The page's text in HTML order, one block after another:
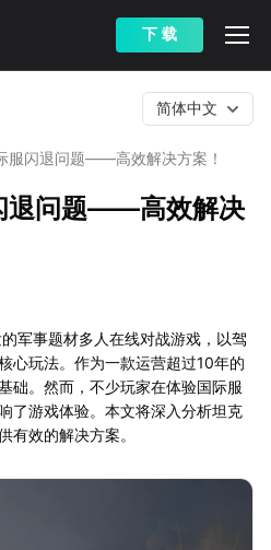
下 载
服闪退问题——高效解决方案！
简体中文
退问题——高效解决
军事题材多人在线对战游戏，以驾
心玩法。作为一款运营超过10年的
础。然而，不少玩家在体验国际服
了游戏体验。本文将深入分析坦克
有效的解决方案。